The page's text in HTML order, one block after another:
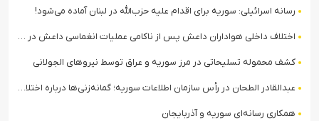
رسانه اسرائیلی: سوریه برای اقدام علیه حزب‌الله در لبنان آماده می‌شود!
اختلاف داخلی هواداران داعش پس از ناکامی عملیات انغماسی داعش در رقه
کشف محموله تسلیحاتی در مرز سوریه و عراق توسط نیروهای الجولانی
عبدالقادر الطحان در رأس سازمان اطلاعات سوریه؛ گمانه‌زنی‌ها درباره اختلافات در ساختار امنیتی
همکاری رسانه‌ای سوریه و آذربایجان